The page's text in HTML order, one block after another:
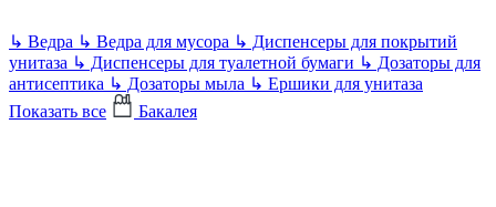
↳ Ведра ↳ Ведра для мусора ↳ Диспенсеры для покрытий
унитаза ↳ Диспенсеры для туалетной бумаги ↳ Дозаторы для
антисептика ↳ Дозаторы мыла ↳ Ершики для унитаза
Показать все
Бакалея